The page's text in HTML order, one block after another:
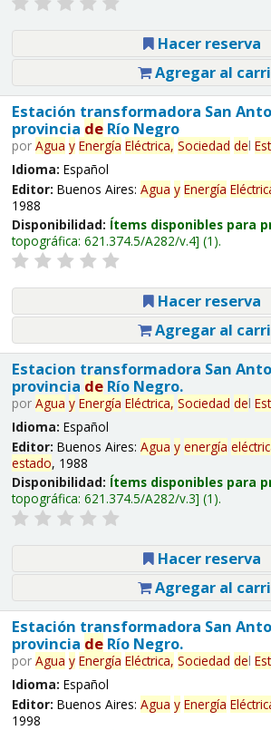
Hacer reserva
Agregar al
Estación transformadora San
provincia deRío Negro
por Agua y Energía Eléctrica, Sociedad del
Idioma: Español
Editor: Buenos Aires: Agua y Energía
1988
Disponibilidad: Ítems disponibles para
topográfica: 621.374.5/A282/v.4 (1).
Hacer reserva
Agregar al
Estacion transformadora San
provincia deRío Negro.
por Agua y Energía Eléctrica, Sociedad del
Idioma: Español
Editor: Buenos Aires: Agua y energía
estado, 1988
Disponibilidad: Ítems disponibles para
topográfica: 621.374.5/A282/v.3 (1).
Hacer reserva
Agregar al
Estación transformadora San
provincia deRío Negro.
por Agua y Energía Eléctrica, Sociedad del
Idioma: Español
Editor: Buenos Aires: Agua y Energía
1998